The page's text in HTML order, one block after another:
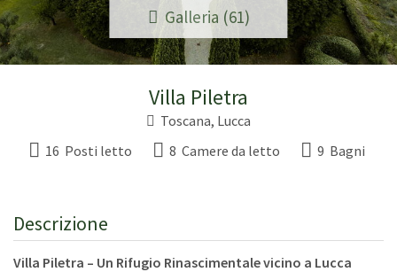
Galleria (61)
Villa Piletra
Toscana, Lucca
16 Posti letto
8 Camere da letto 9 Bagni
Descrizione
Villa Piletra – Un Rifugio Rinascimentale vicino a Lucca